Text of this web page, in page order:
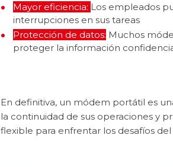
Mayor eficiencia: Los empleados
interrupciones en sus tareas
Protección de datos: Muchos
proteger la información
En definitiva, un módem portátil es
la continuidad de sus operaciones y
flexible para enfrentar los desafíos